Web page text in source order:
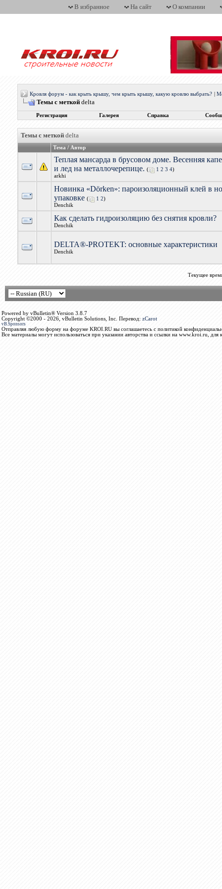
В избранное На сайт О компании
Кровля форум - как крыть крышу, чем крыть крышу, какую кровлю выбрать?
Темы с меткой delta
Регистрация Галерея Справка
Темы с меткой delta
Тема / Автор
Теплая мансарда в брусовом доме. Весенняя
и лед на металлочерепице. ( 1 2 3 4)
arkhi
Новинка «Dörken»: пароизоляционный клей в
упаковке ( 1 2)
Denchik
Как сделать гидроизоляцию без снятия кровли?
Denchik
DELTA®-PROTEKT: основные характеристики
Denchik
Текущее
Powered by vBulletin® Version 3.8.7
Copyright ©2000 - 2026, vBulletin Solutions, Inc. Перевод: zCarot
vB.Sponsors
Отправляя любую форму на форуме KROI.RU вы соглашаетесь с политикой
Все материалы могут использоваться при указании авторства и ссылки на www.kroi.ru, для